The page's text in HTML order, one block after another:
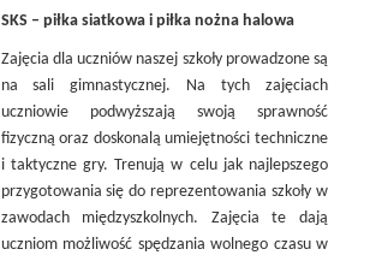
SKS – piłka siatkowa i piłka nożna halowa
Zajęcia dla uczniów naszej szkoły prowadzone są
na sali gimnastycznej. Na tych zajęciach
uczniowie podwyższają swoją sprawność
fizyczną oraz doskonalą umiejętności techniczne
i taktyczne gry. Trenują w celu jak najlepszego
przygotowania się do reprezentowania szkoły w
zawodach międzyszkolnych. Zajęcia te dają
uczniom możliwość spędzania wolnego czasu w